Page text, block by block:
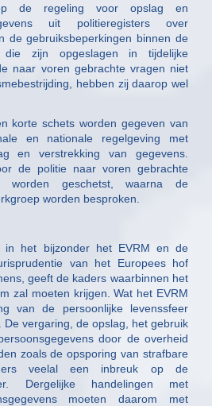
de regeling voor opslag en
uit politieregisters over
de gebruiksbeperkingen binnen de
die zijn opgeslagen in tijdelijke
naar voren gebrachte vragen niet
hebben zij daarop wel
korte schets worden gegeven van
en nationale regelgeving met
en verstrekking van gegevens.
de politie naar voren gebrachte
worden geschetst, waarna de
worden besproken.
in het bijzonder het EVRM en de
van het Europees hof
geeft de kaders waarbinnen het
zal moeten krijgen. Wat het EVRM
van de persoonlijke levenssfeer
De vergaring, de opslag, het gebruik
door de overheid
zoals de opsporing van strafbare
veelal een inbreuk op de
Dergelijke handelingen met
moeten daarom met